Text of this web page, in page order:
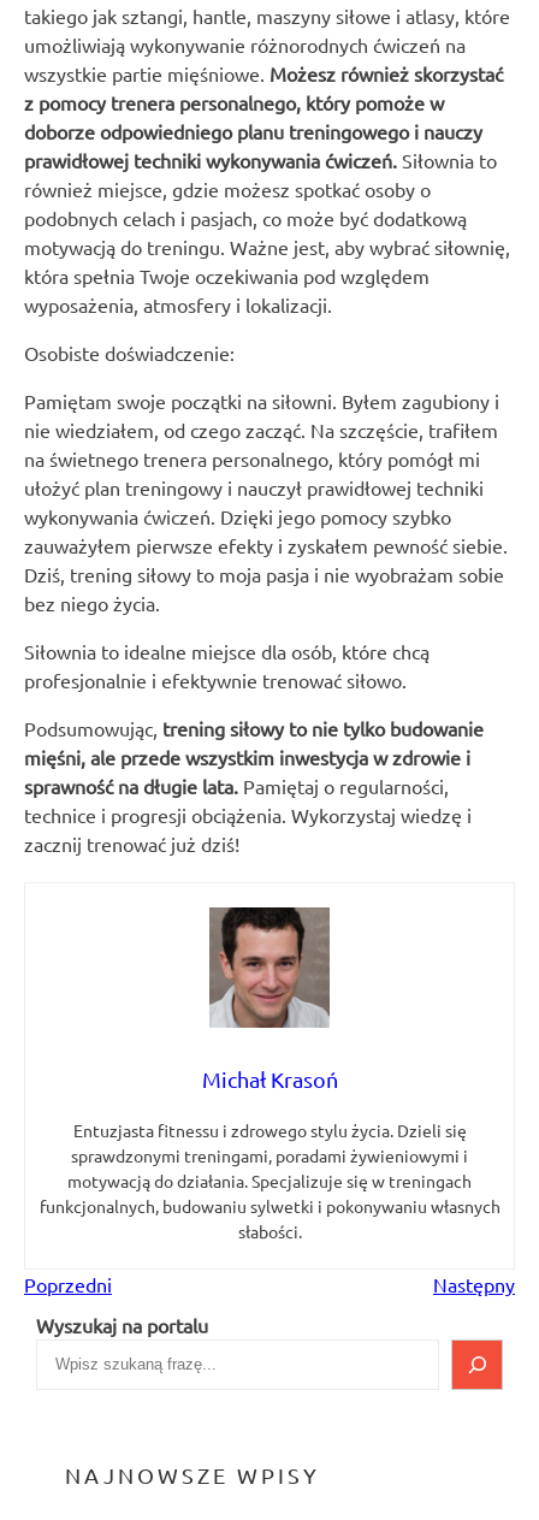
takiego jak sztangi, hantle, maszyny siłowe i atlasy, które
umożliwiają wykonywanie różnorodnych ćwiczeń na
wszystkie partie mięśniowe. Możesz również skorzystać
z pomocy trenera personalnego, który pomoże w
doborze odpowiedniego planu treningowego i nauczy
prawidłowej techniki wykonywania ćwiczeń. Siłownia to
również miejsce, gdzie możesz spotkać osoby o
podobnych celach i pasjach, co może być dodatkową
motywacją do treningu. Ważne jest, aby wybrać siłownię,
która spełnia Twoje oczekiwania pod względem
wyposażenia, atmosfery i lokalizacji.
Osobiste doświadczenie:
Pamiętam swoje początki na siłowni. Byłem zagubiony i
nie wiedziałem, od czego zacząć. Na szczęście, trafiłem
na świetnego trenera personalnego, który pomógł mi
ułożyć plan treningowy i nauczył prawidłowej techniki
wykonywania ćwiczeń. Dzięki jego pomocy szybko
zauważyłem pierwsze efekty i zyskałem pewność siebie.
Dziś, trening siłowy to moja pasja i nie wyobrażam sobie
bez niego życia.
Siłownia to idealne miejsce dla osób, które chcą
profesjonalnie i efektywnie trenować siłowo.
Podsumowując, trening siłowy to nie tylko budowanie
mięśni, ale przede wszystkim inwestycja w zdrowie i
sprawność na długie lata. Pamiętaj o regularności,
technice i progresji obciążenia. Wykorzystaj wiedzę i
zacznij trenować już dziś!
Michał Krasoń
Entuzjasta fitnessu i zdrowego stylu życia. Dzieli się
sprawdzonymi treningami, poradami żywieniowymi i
motywacją do działania. Specjalizuje się w treningach
funkcjonalnych, budowaniu sylwetki i pokonywaniu własnych
słabości.
Poprzedni
Następny
Wyszukaj na portalu
NAJNOWSZE WPISY